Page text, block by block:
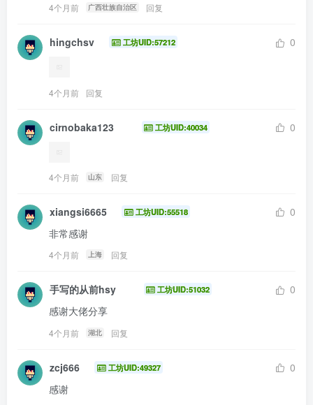
4个月前 广西壮族自治区 回复
hingchsv 工坊UID:57212 0
4个月前 回复
cirnobaka123 工坊UID:40034 0
4个月前 山东 回复
xiangsi6665 工坊UID:55518
0
非常感谢
4个月前 上海 回复
手写的从前hsy 工坊UID:51032
0
感谢大佬分享
4个月前 湖北 回复
zcj666 工坊UID:49327
0
感谢